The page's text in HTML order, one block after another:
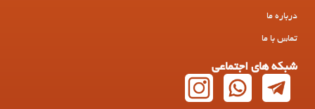
درباره ما
تماس با ما
شبکه های اجتماعی